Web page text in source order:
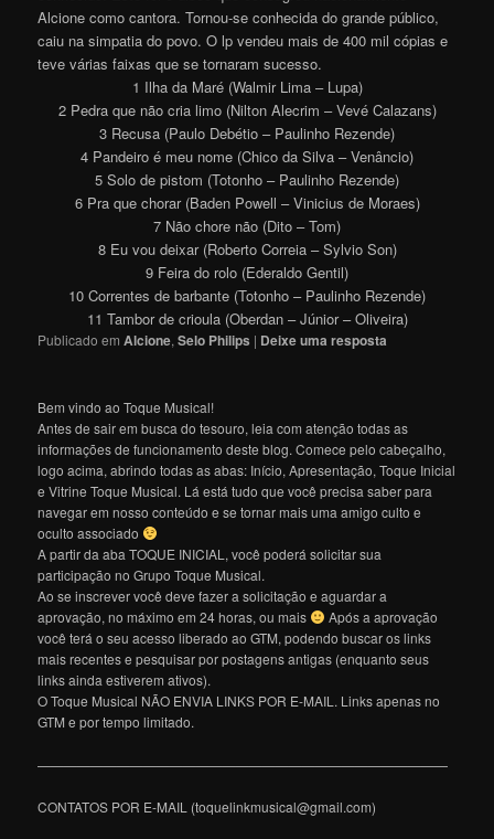
Alcione como cantora. Tornou-se conhecida do grande público,
caiu na simpatia do povo. O lp vendeu mais de 400 mil cópias e
teve várias faixas que se tornaram sucesso.
1 Ilha da Maré (Walmir Lima – Lupa)
2 Pedra que não cria limo (Nilton Alecrim – Vevé Calazans)
3 Recusa (Paulo Debétio – Paulinho Rezende)
4 Pandeiro é meu nome (Chico da Silva – Venâncio)
5 Solo de pistom (Totonho – Paulinho Rezende)
6 Pra que chorar (Baden Powell – Vinicius de Moraes)
7 Não chore não (Dito – Tom)
8 Eu vou deixar (Roberto Correia – Sylvio Son)
9 Feira do rolo (Ederaldo Gentil)
10 Correntes de barbante (Totonho – Paulinho Rezende)
11 Tambor de crioula (Oberdan – Júnior – Oliveira)
Publicado em Alcione,Selo Philips | Deixe uma resposta
Bem vindo ao Toque Musical!
Antes de sair em busca do tesouro, leia com atenção todas as
informações de funcionamento deste blog. Comece pelo cabeçalho,
logo acima, abrindo todas as abas: Início, Apresentação, Toque Inicial
e Vitrine Toque Musical. Lá está tudo que você precisa saber para
navegar em nosso conteúdo e se tornar mais uma amigo culto e
oculto associado
A partir da aba TOQUE INICIAL, você poderá solicitar sua
participação no Grupo Toque Musical.
Ao se inscrever você deve fazer a solicitação e aguardar a
aprovação, no máximo em 24 horas, ou mais
Após a aprovação
você terá o seu acesso liberado ao GTM, podendo buscar os links
mais recentes e pesquisar por postagens antigas (enquanto seus
links ainda estiverem ativos).
O Toque Musical NÃO ENVIA LINKS POR E-MAIL. Links apenas no
GTM e por tempo limitado.
———————————————————————————————
CONTATOS POR E-MAIL (toquelinkmusical@gmail.com)